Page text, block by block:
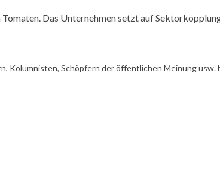
Das Unternehmen setzt auf
Kolumnisten, Schöpfern der öffentlichen Meinung